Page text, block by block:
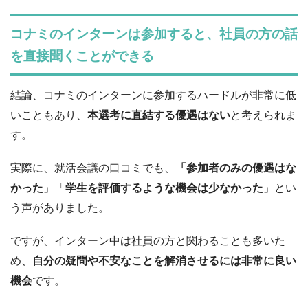
コナミのインターンは参加すると、社員の方の話
を直接聞くことができる
結論、コナミのインターンに参加するハードルが非常に低
いこともあり、 本選考に直結する優遇はないと考えられま
す。
実際に、就活会議の口コミでも、
「参加者のみの優遇はな
かった 」「 学生を評価するような機会は少なかった 」とい
う声がありました。
ですが、インターン中は社員の方と関わることも多いた
め、
自分の疑問や不安なことを解消させるには非常に良い
機会です。